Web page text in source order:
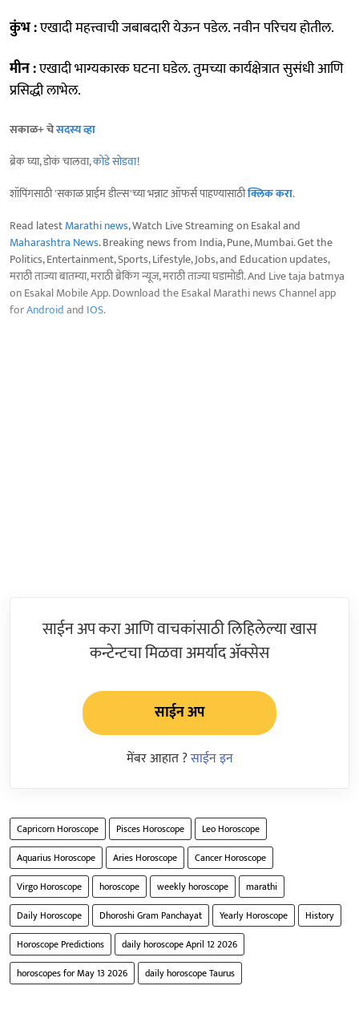
कुंभ :एखादी महत्त्वाची जबाबदारी येऊन पडेल. नवीन परिचय होतील.
मीन :एखादी भाग्यकारक घटना घडेल. तुमच्या कार्यक्षेत्रात सुसंधी आणि
प्रसिद्धी लाभेल.
सकाळ+ चेसदस्य व्हा
ब्रेक घ्या, डोकं चालवा,कोडे सोडवा!
शॉपिंगसाठी 'सकाळ प्राईम डील्स'च्या भन्नाट ऑफर्स पाहण्यासाठीक्लिक करा.
Read latestMarathi news, Watch Live Streaming on Esakal and
Maharashtra News. Breaking news from India, Pune, Mumbai. Get the
Politics, Entertainment, Sports, Lifestyle, Jobs, and Education updates,
मराठी ताज्या बातम्या, मराठी ब्रेकिंग न्यूज, मराठी ताज्या घडामोडी. And Live taja batmya
on Esakal Mobile App. Download the Esakal Marathi news Channel app
forAndroidand IOS.
साईन अप करा आणि वाचकांसाठी लिहिलेल्या खास
कन्टेन्टचा मिळवा अमर्याद ॲक्सेस
साईन अप
मेंबर आहात ?साईन इन
Capricorn Horoscope Pisces Horoscope
Leo Horoscope
Aquarius Horoscope
Aries Horoscope
Cancer Horoscope
Virgo Horoscope
horoscope weekly horoscope
marathi
Daily Horoscope
Dhoroshi Gram Panchayat Yearly Horoscope
History
Horoscope Predictions
daily horoscope April 12 2026
horoscopes for May 13 2026
daily horoscope Taurus